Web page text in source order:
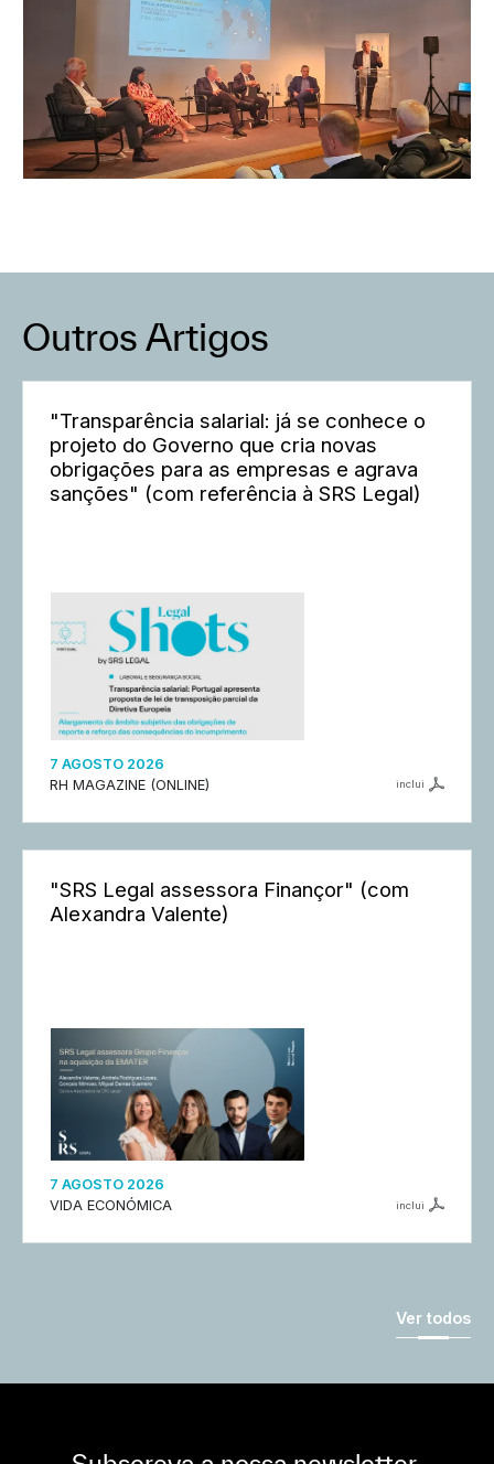
Outros Artigos
"Transparência salarial: já se conhece o
projeto do Governo que cria novas
obrigações para as empresas e agrava
sanções" (com referência à SRS Legal)
7 AGOSTO 2026
RH MAGAZINE (ONLINE)
inclui
"SRS Legal assessora Finançor" (com
Alexandra Valente)
7 AGOSTO 2026
VIDA ECONÓMICA
inclui
Ver todos